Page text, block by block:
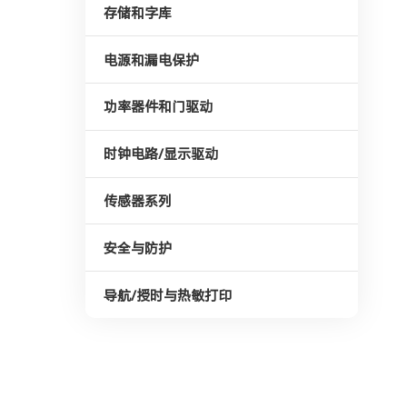
存储和字库
电源和漏电保护
功率器件和门驱动
时钟电路/显示驱动
传感器系列
安全与防护
导航/授时与热敏打印